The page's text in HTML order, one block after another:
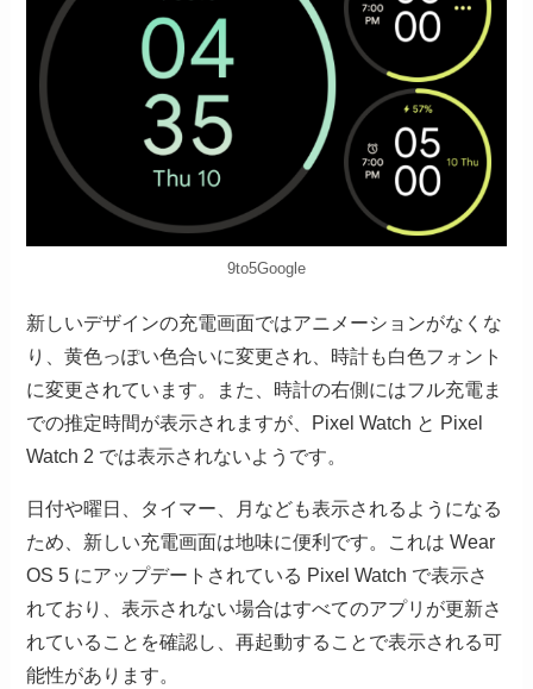
9to5Google
新しいデザインの充電画面ではアニメーションがなくな
り、黄色っぽい色合いに変更され、時計も白色フォント
に変更されています。また、時計の右側にはフル充電ま
での推定時間が表示されますが、Pixel Watch と Pixel
Watch 2 では表示されないようです。
日付や曜日、タイマー、月なども表示されるようになる
ため、新しい充電画面は地味に便利です。これは Wear
OS 5 にアップデートされている Pixel Watch で表示さ
れており、表示されない場合はすべてのアプリが更新さ
れていることを確認し、再起動することで表示される可
能性があります。